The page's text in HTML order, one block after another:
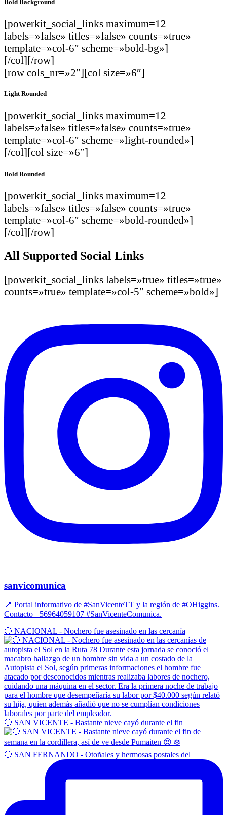
Bold Background
[powerkit_social_links maximum=12
labels=»false» titles=»false» counts=»true»
template=»col-6″ scheme=»bold-bg»]
[/col][/row]
[row cols_nr=»2″][col size=»6″]
Light Rounded
[powerkit_social_links maximum=12
labels=»false» titles=»false» counts=»true»
template=»col-6″ scheme=»light-rounded»]
[/col][col size=»6″]
Bold Rounded
[powerkit_social_links maximum=12
labels=»false» titles=»false» counts=»true»
template=»col-6″ scheme=»bold-rounded»]
[/col][/row]
All Supported Social Links
[powerkit_social_links labels=»true» titles=»true»
counts=»true» template=»col-5″ scheme=»bold»]
sanvicomunica
📍 Portal informativo de #SanVicenteTT y la región de #OHiggins.
Contacto +56964059107 #SanVicenteComunica.
🔴 NACIONAL - Nochero fue asesinado en las cercanía
🔴 SAN VICENTE - Bastante nieve cayó durante el fin
🔴 SAN FERNANDO - Otoñales y hermosas postales del